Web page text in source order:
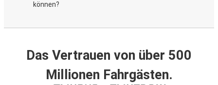
können?
Das Vertrauen von über 500
Millionen Fahrgästen.